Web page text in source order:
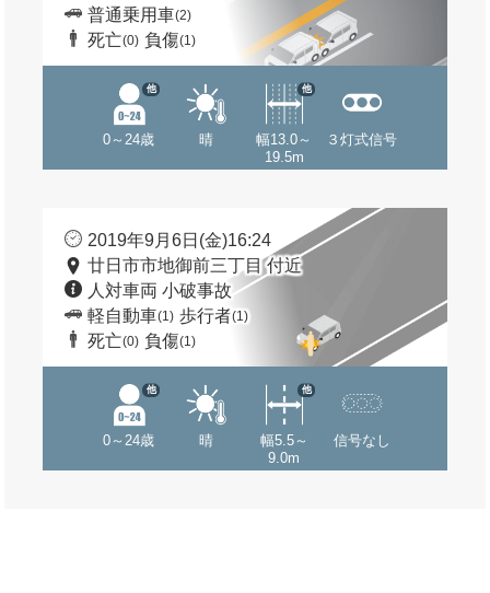
普通乗用車(2)
死亡(0) 負傷(1)
0～24歳
他
晴
幅13.0～
19.5m
他
３灯式信号
2019年9月6日(金)16:24
廿日市市地御前三丁目 付近
人対車両 小破事故
軽自動車(1) 歩行者(1)
死亡(0) 負傷(1)
0～24歳
他
晴
幅5.5～
9.0m
他
信号なし